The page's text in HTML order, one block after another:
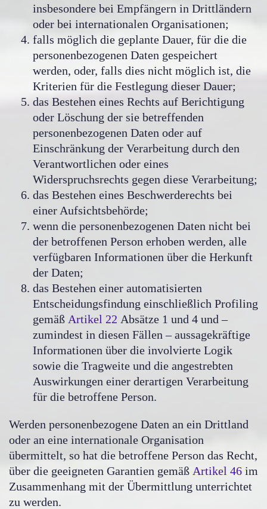
insbesondere bei Empfängern in Drittländern
oder bei internationalen Organisationen;
falls möglich die geplante Dauer, für die die
personenbezogenen Daten gespeichert
werden, oder, falls dies nicht möglich ist, die
Kriterien für die Festlegung dieser Dauer;
das Bestehen eines Rechts auf Berichtigung
oder Löschung der sie betreffenden
personenbezogenen Daten oder auf
Einschränkung der Verarbeitung durch den
Verantwortlichen oder eines
Widerspruchsrechts gegen diese Verarbeitung;
das Bestehen eines Beschwerderechts bei
einer Aufsichtsbehörde;
wenn die personenbezogenen Daten nicht bei
der betroffenen Person erhoben werden, alle
verfügbaren Informationen über die Herkunft
der Daten;
das Bestehen einer automatisierten
Entscheidungsfindung einschließlich Profiling
gemäß Artikel 22 Absätze 1 und 4 und –
zumindest in diesen Fällen – aussagekräftige
Informationen über die involvierte Logik
sowie die Tragweite und die angestrebten
Auswirkungen einer derartigen Verarbeitung
für die betroffene Person.
Werden personenbezogene Daten an ein Drittland
oder an eine internationale Organisation
übermittelt, so hat die betroffene Person das Recht,
über die geeigneten Garantien gemäß Artikel 46 im
Zusammenhang mit der Übermittlung unterrichtet
zu werden.